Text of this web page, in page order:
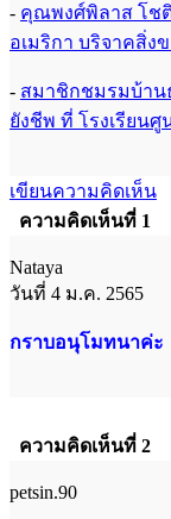
- คุณพงศ์พิลาส โช
อเมริกา บริจาคสิ่ง
- สมาชิกชมรมบ้าน
ยังชีพ ที่ โรงเรียน
เขียนความคิดเห็น
ความคิดเห็นที่ 1
Nataya
วันที่ 4 ม.ค. 2565
กราบอนุโมทนาค่ะ
ความคิดเห็นที่ 2
petsin.90